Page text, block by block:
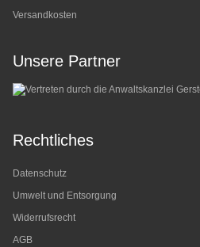
Versandkosten
Unsere Partner
Rechtliches
Datenschutz
Umwelt und Entsorgung
Widerrufsrecht
AGB